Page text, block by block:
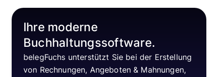
Ihre moderne
Buchhaltungssoftware.
belegFuchs unterstützt Sie bei der Erstellung
von Rechnungen, Angeboten & Mahnungen,